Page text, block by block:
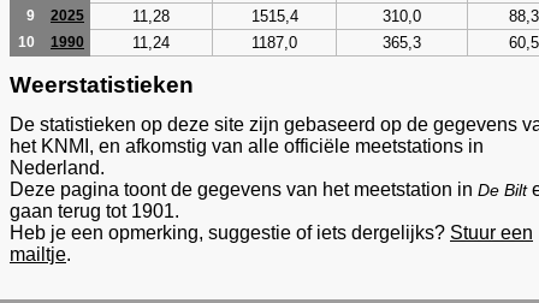
9 2025 11,28 1515,4 310,0 88,3
10 1990 11,24 1187,0 365,3 60,5
Weerstatistieken
De statistieken op deze site zijn gebaseerd op de gegevens
het KNMI, en afkomstig van alle officiële meetstations in
Nederland.
Deze pagina toont de gegevens van het meetstation in De Bilt
gaan terug tot 1901.
Heb je een opmerking, suggestie of iets dergelijks? Stuur een
mailtje.